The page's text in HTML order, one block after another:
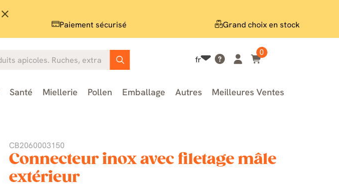
close
Paiement sécurisé Grand choix en stock
fr
0
Santé Miellerie Pollen Emballage Autres Meilleures Ventes
CB2060003150
Connecteur inox avec filetage mâle
extérieur